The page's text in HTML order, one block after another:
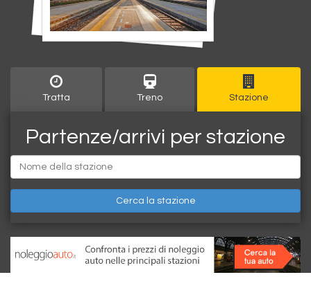
Tratta Treno Stazione
Partenze/arrivi per stazione
Partenza
Cerca la stazione